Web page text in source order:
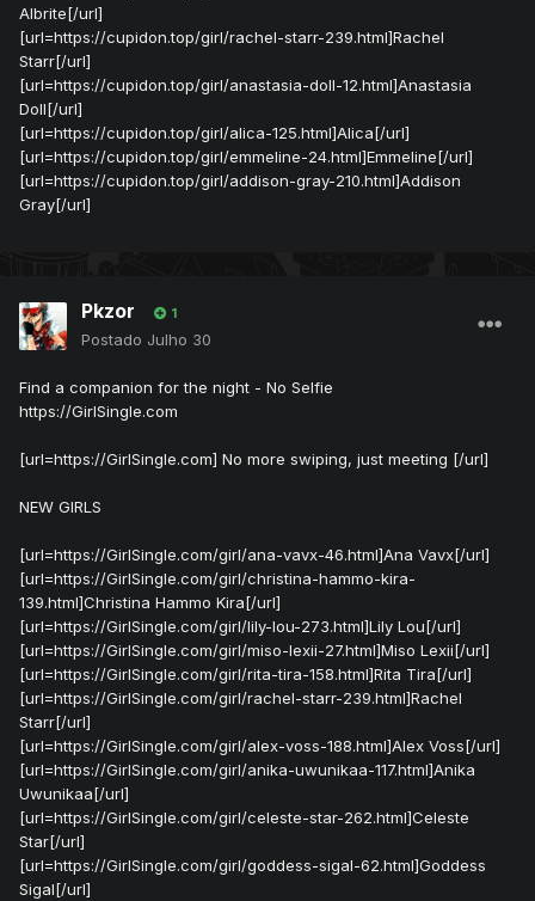
Albrite[/url]
[url=https://cupidon.top/girl/rachel-starr-239.html]Rachel
Starr[/url]
[url=https://cupidon.top/girl/anastasia-doll-12.html]Anastasia
Doll[/url]
[url=https://cupidon.top/girl/alica-125.html]Alica[/url]
[url=https://cupidon.top/girl/emmeline-24.html]Emmeline[/url]
[url=https://cupidon.top/girl/addison-gray-210.html]Addison
Gray[/url]
Pkzor 1
Postado Julho 30
Find a companion for the night - No Selfie
https://GirlSingle.com
[url=https://GirlSingle.com] No more swiping, just meeting [/url]
NEW GIRLS
[url=https://GirlSingle.com/girl/ana-vavx-46.html]Ana Vavx[/url]
[url=https://GirlSingle.com/girl/christina-hammo-kira-
139.html]Christina Hammo Kira[/url]
[url=https://GirlSingle.com/girl/lily-lou-273.html]Lily Lou[/url]
[url=https://GirlSingle.com/girl/miso-lexii-27.html]Miso Lexii[/url]
[url=https://GirlSingle.com/girl/rita-tira-158.html]Rita Tira[/url]
[url=https://GirlSingle.com/girl/rachel-starr-239.html]Rachel
Starr[/url]
[url=https://GirlSingle.com/girl/alex-voss-188.html]Alex Voss[/url]
[url=https://GirlSingle.com/girl/anika-uwunikaa-117.html]Anika
Uwunikaa[/url]
[url=https://GirlSingle.com/girl/celeste-star-262.html]Celeste
Star[/url]
[url=https://GirlSingle.com/girl/goddess-sigal-62.html]Goddess
Sigal[/url]